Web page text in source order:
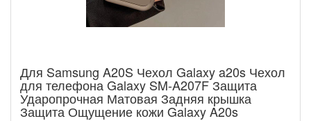
Для Samsung A20S Чехол Galaxy a20s Чехол
для телефона Galaxy SM-A207F Защита
Ударопрочная Матовая Задняя крышка
Защита Ощущение кожи Galaxy A20s